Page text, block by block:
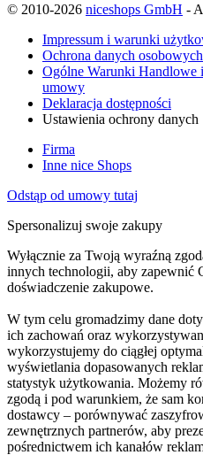
© 2010-2026 niceshops GmbH -
Impressum i warunki
Ochrona danych osobowych
Ogólne Warunki Handlowe
umowy
Deklaracja dostępności
Ustawienia ochrony danych
Firma
Inne nice Shops
Odstąp od umowy tutaj
Spersonalizuj swoje zakupy
Wyłącznie za Twoją wyraźną
innych technologii, aby zapewnić
doświadczenie zakupowe.
W tym celu gromadzimy dane
ich zachowań oraz
wykorzystujemy do ciągłej
wyświetlania dopasowanych
statystyk użytkowania. Możemy
zgodą i pod warunkiem, że sam
dostawcy – porównywać
zewnętrznych partnerów, aby
pośrednictwem ich kanałów